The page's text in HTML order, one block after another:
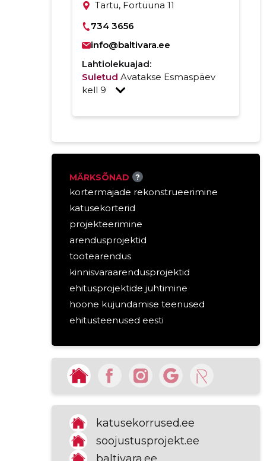
Tartu, Fortuuna 11
734 3656
info@baltivara.ee
Lahtiolekuajad:
Suletud Avatakse Esmaspäev
kell 9
MÄRKSÕNAD ?
kortermajade rekonstrueerimine
katusekorterid
projekteerimine
arendusprojektid
tootearendus
kinnisvaraarendusprojektid
ehitusprojektide juhtimine
hoone kujundamise teenused
ehitusteenused eesti
penthouside disain
tootearendus ehituses
kogukonnahoone renoveerimine
kinnisvara projekteerimine
kinnisvarainnovatsioon
katusekorrused.ee
soojustusprojekt.ee